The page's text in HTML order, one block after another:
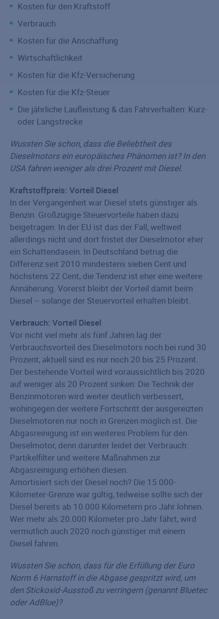
Kosten für den Kraftstoff
Verbrauch
Kosten für die Anschaffung
Wirtschaftlichkeit
Kosten für die Kfz-Versicherung
Kosten für die Kfz-Steuer
Die jährliche Laufleistung & das Fahrverhalten: Kurz-
oder Langstrecke
Wussten Sie schon, dass die Beliebtheit des
Dieselmotors ein europäisches Phänomen ist? In den
USA fahren weniger als drei Prozent mit Diesel.
Kraftstoffpreis: Vorteil Diesel
In der Vergangenheit war Diesel stets günstiger als
Benzin. Großzügige Steuervorteile haben dazu
beigetragen. In der EU ist das der Fall, weltweit
allerdings nicht und dort fristet der Dieselmotor eher
ein Schattendasein. In Deutschland betrug die
Differenz seit 2010 mindestens sieben Cent und
höchstens 22 Cent, die Tendenz ist eher eine weitere
Annäherung. Vorerst bleibt der Vorteil damit beim
Diesel – solange der Steuervorteil erhalten bleibt.
Verbrauch: Vorteil Diesel
Vor nicht viel mehr als fünf Jahren lag der
Verbrauchsvorteil des Dieselmotors noch bei rund 30
Prozent, aktuell sind es nur noch 20 bis 25 Prozent.
Der bestehende Vorteil wird voraussichtlich bis 2020
auf weniger als 20 Prozent sinken: Die Technik der
Benzinmotoren wird weiter deutlich verbessert,
wohingegen der weitere Fortschritt der ausgereizten
Dieselmotoren nur noch in Grenzen möglich ist. Die
Abgasreinigung ist ein weiteres Problem für den
Dieselmotor, denn darunter leidet der Verbrauch:
Partikelfilter und weitere Maßnahmen zur
Abgasreinigung erhöhen diesen.
Amortisiert sich der Diesel noch? Die 15.000-
Kilometer-Grenze war gültig, teilweise sollte sich der
Diesel bereits ab 10.000 Kilometern pro Jahr lohnen.
Wer mehr als 20.000 Kilometer pro Jahr fährt, wird
vermutlich auch 2020 noch günstiger mit einem
Diesel fahren.
Wussten Sie schon, dass für die Erfüllung der Euro
Norm 6 Harnstoff in die Abgase gespritzt wird, um
den Stickoxid-Ausstoß zu verringern (genannt Bluetec
oder AdBlue)?